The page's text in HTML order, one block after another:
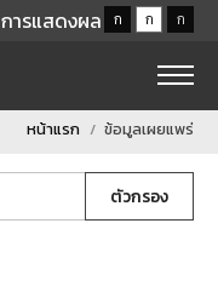
การแสดงผล ก ก ก
หน้าแรก ข้อมูลเผยแพร่
ตัวกรอง